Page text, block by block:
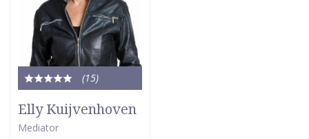
(15)
Totale
waardering:
5
van
Elly Kuijvenhoven
Mediator